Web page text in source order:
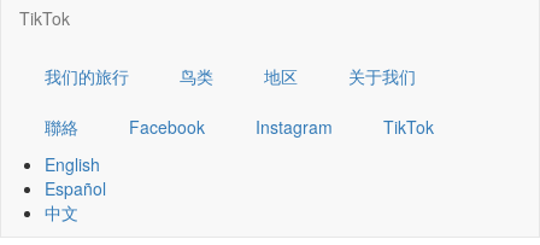
TikTok
我们的旅行 鸟类 地区 关于我们
聯絡 Facebook Instagram
TikTok
English
Español
中文